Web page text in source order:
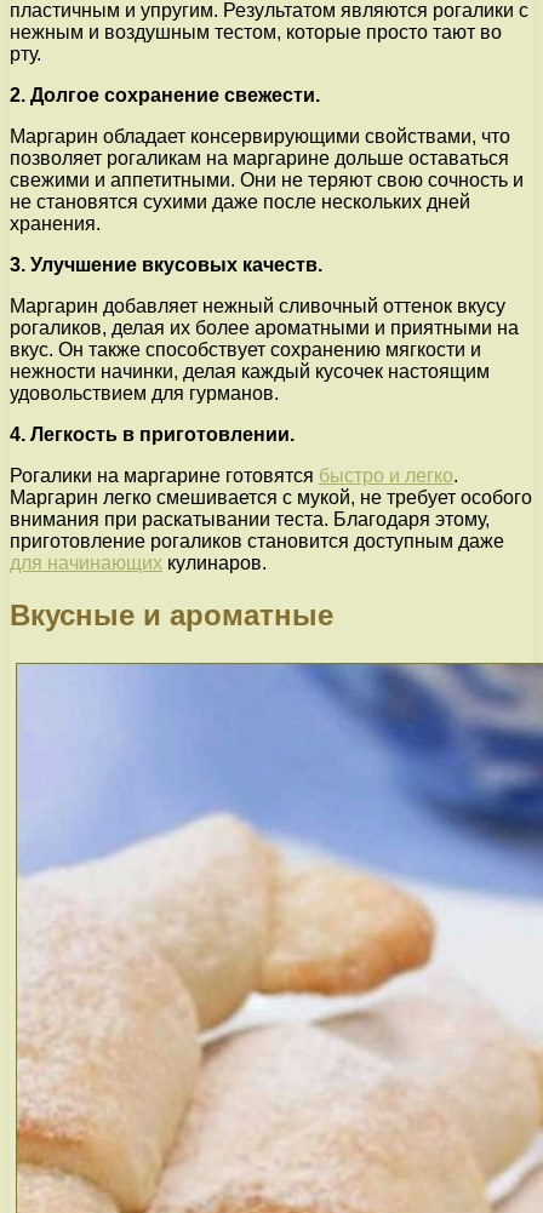
пластичным и упругим. Результатом являются рогалики с
нежным и воздушным тестом, которые просто тают во
рту.
2. Долгое сохранение свежести.
Маргарин обладает консервирующими свойствами, что
позволяет рогаликам на маргарине дольше оставаться
свежими и аппетитными. Они не теряют свою сочность и
не становятся сухими даже после нескольких дней
хранения.
3. Улучшение вкусовых качеств.
Маргарин добавляет нежный сливочный оттенок вкусу
рогаликов, делая их более ароматными и приятными на
вкус. Он также способствует сохранению мягкости и
нежности начинки, делая каждый кусочек настоящим
удовольствием для гурманов.
4. Легкость в приготовлении.
Рогалики на маргарине готовятся быстро и легко.
Маргарин легко смешивается с мукой, не требует особого
внимания при раскатывании теста. Благодаря этому,
приготовление рогаликов становится доступным даже
для начинающих кулинаров.
Вкусные и ароматные